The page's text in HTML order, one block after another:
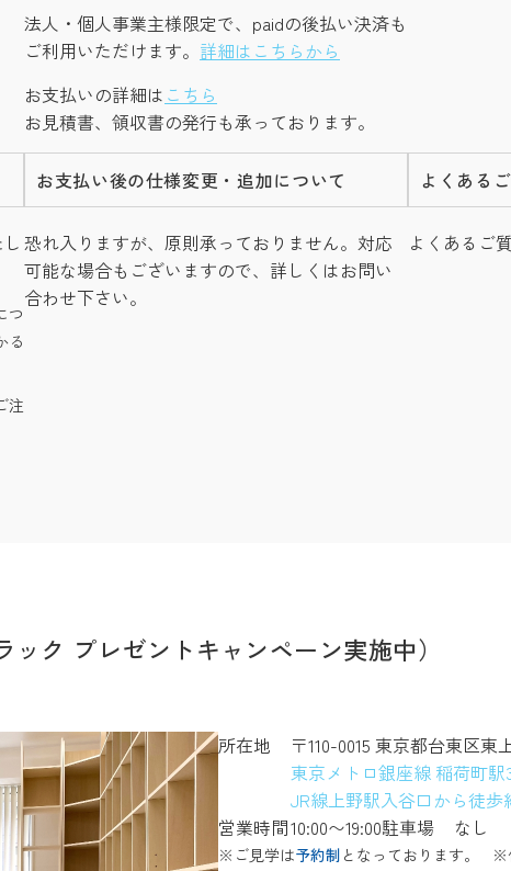
法人・個人事業主様限定で、paidの後払い決済も
ご利用いただけます。 詳細はこちらから
お支払いの詳細は こちら
お見積書、領収書の発行も承っております。
つ
る
注
お支払い後の仕様変更・追加について
恐れ入りますが、原則承っておりません。対応
可能な場合もございますので、詳しくはお問い
合わせ下さい。
よくある
よくあるご
ク プレゼントキャンペーン実施中）
所在地
〒110-0015 東京都台東区東
東京メトロ銀座線 稲荷町
JR線上野駅入谷口から徒歩
営業時間10:00〜19:00駐車場 なし
※ご見学は予約制 となっております。 ※